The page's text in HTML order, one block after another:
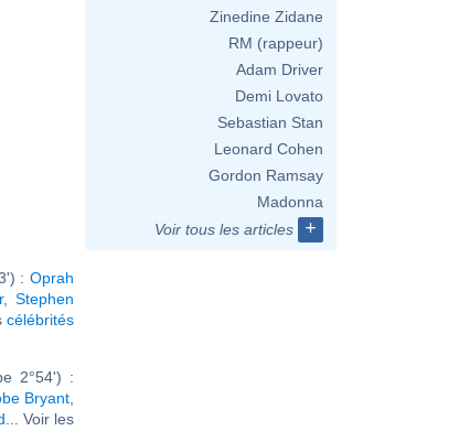
: Oprah
,Stephen
célébrités
2°54') :
Bryant
... Voir les
Zinedine Zidane
RM (rappeur)
Adam Driver
Demi Lovato
Sebastian Stan
Leonard Cohen
Gordon Ramsay
Madonna
Voir tous les articles
+